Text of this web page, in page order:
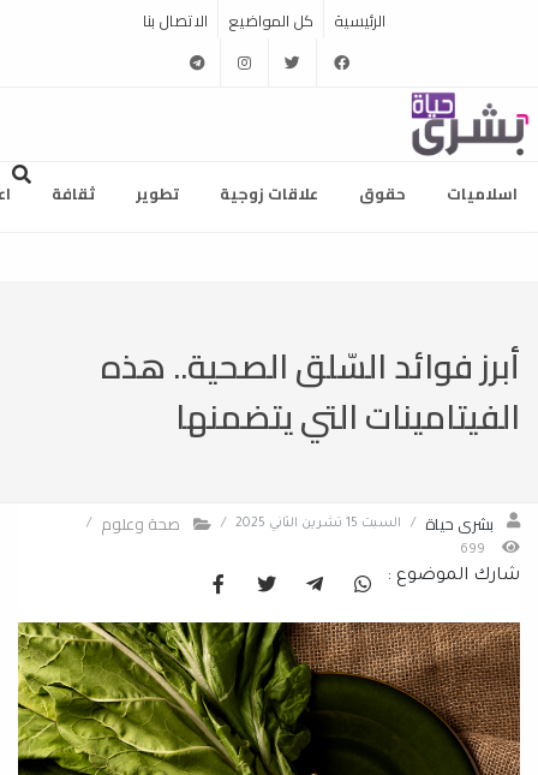
الرئيسية كل المواضيع الاتصال بنا
facebook
twitter
instagram
telegram
اسلاميات حقوق علاقات زوجية تطوير ثقافة
أبرز فوائد السّلق الصحية.. هذه
الفيتامينات التي يتضمنها
بشرى حياة / السبت 15 تشرين الثاني 2025 / صحة وعلوم
/
شارك الموضوع :